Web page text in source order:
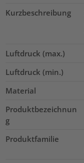
Kurzbeschreibung
Luftdruck (max.)
Luftdruck (min.)
Material
Produktbezeichnun
g
Produktfamilie